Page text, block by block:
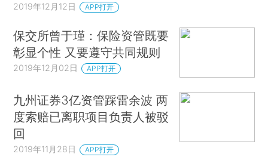
2019年12月12日 APP打开
保交所曾于瑾：保险资管既要
彰显个性 又要遵守共同规则
2019年12月02日 APP打开
九州证券3亿资管踩雷余波 两
度索赔已离职项目负责人被驳
回
2019年11月28日 APP打开